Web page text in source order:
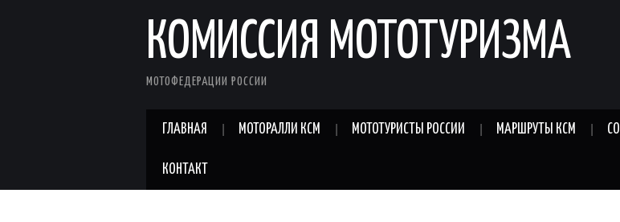
КОМИССИЯ МОТОТУРИЗМА
МОТОФЕДЕРАЦИИ РОССИИ
ГЛАВНАЯ МОТОРАЛЛИ КСМ МОТОТУРИСТЫ РОССИИ МАРШРУТЫ КСМ
КОНТАКТ